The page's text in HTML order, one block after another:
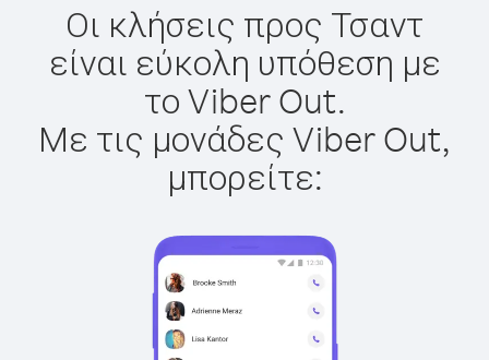
Οι κλήσεις προς Τσαντ
είναι εύκολη υπόθεση με
το Viber Out.
Με τις μονάδες Viber Out,
μπορείτε: